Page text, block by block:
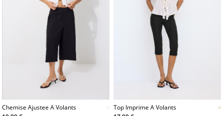
Chemise Ajustee A Volants
Top Imprime A Volants